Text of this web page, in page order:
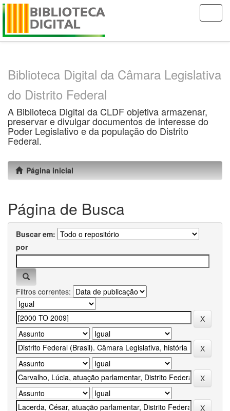
Skip
Biblioteca Digital da Câmara Legislativa
do Distrito Federal
A Biblioteca Digital da CLDF objetiva armazenar,
preservar e divulgar documentos de interesse do
Poder Legislativo e da população do Distrito
Federal.
Página inicial
Página de Busca
Buscar em:
por
Filtros correntes: